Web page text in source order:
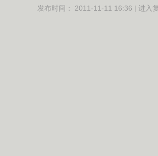
发布时间： 2011-11-11 16:36 | 进入